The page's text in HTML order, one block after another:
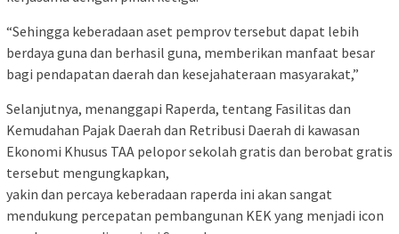
“Sehingga keberadaan aset pemprov tersebut dapat lebih
berdaya guna dan berhasil guna, memberikan manfaat besar
bagi pendapatan daerah dan kesejahateraan masyarakat,”
Selanjutnya, menanggapi Raperda, tentang Fasilitas dan
Kemudahan Pajak Daerah dan Retribusi Daerah di kawasan
Ekonomi Khusus TAA pelopor sekolah gratis dan berobat gratis
tersebut mengungkapkan,
yakin dan percaya keberadaan raperda ini akan sangat
mendukung percepatan pembangunan KEK yang menjadi icon